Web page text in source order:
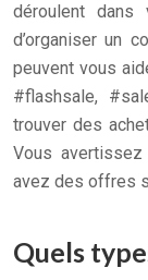
déroulent
d’organiser un
peuvent vous
#flashsale,
trouver des
Vous
avez des offres
Quels